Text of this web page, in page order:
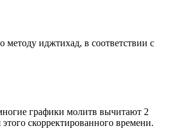
методу иджтихад, в соответствии с
графики молитв вычитают 2
скорректированного времени.